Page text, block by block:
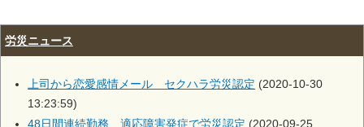
労災ニュース
上司から恋愛感情メール セクハラ労災認定 (2020-10-30
13:23:59)
48日間連続勤務 適応障害発症で労災認定 (2020-09-25